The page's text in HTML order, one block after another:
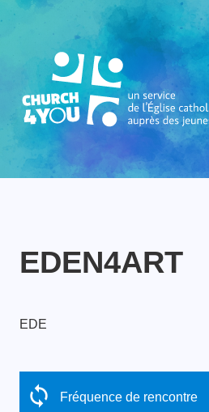
EDEN4ART
EDE
Fréquence de rencontre